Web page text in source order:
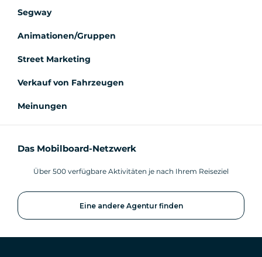
Segway
Animationen/Gruppen
Street Marketing
Verkauf von Fahrzeugen
Meinungen
Das Mobilboard-Netzwerk
Über 500 verfügbare Aktivitäten je nach Ihrem Reiseziel
Eine andere Agentur finden